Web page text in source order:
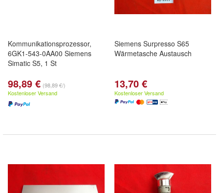
Kommunikationsprozessor,
6GK1-543-0AA00 Siemens
Simatic S5, 1 St
98,89 € (98,89 €/)
Kostenloser Versand
Siemens Surpresso S65
Wärmetasche Austausch
13,70 €
Kostenloser Versand